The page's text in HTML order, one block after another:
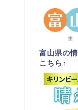
富山県の
こちら ↑